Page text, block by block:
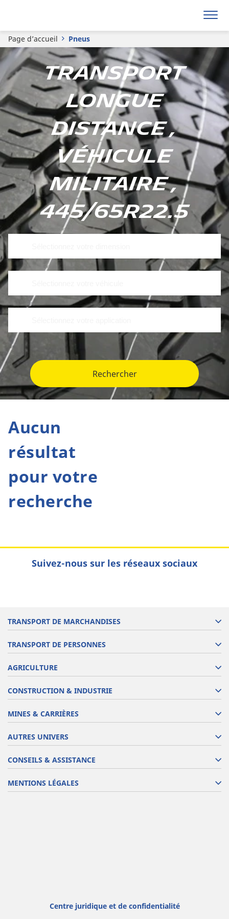
Page d’accueil Pneus
Transport
longue
distance ,
Véhicule
militaire ,
445/65R22.5
Rechercher
Aucun
résultat
pour votre
recherche
Suivez-nous sur les réseaux sociaux
TRANSPORT DE MARCHANDISES
TRANSPORT DE PERSONNES
AGRICULTURE
CONSTRUCTION & INDUSTRIE
MINES & CARRIÈRES
AUTRES UNIVERS
CONSEILS & ASSISTANCE
MENTIONS LÉGALES
Centre juridique et de confidentialité